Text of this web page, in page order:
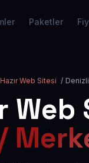
Paketler
Hazır Web Sitesi /